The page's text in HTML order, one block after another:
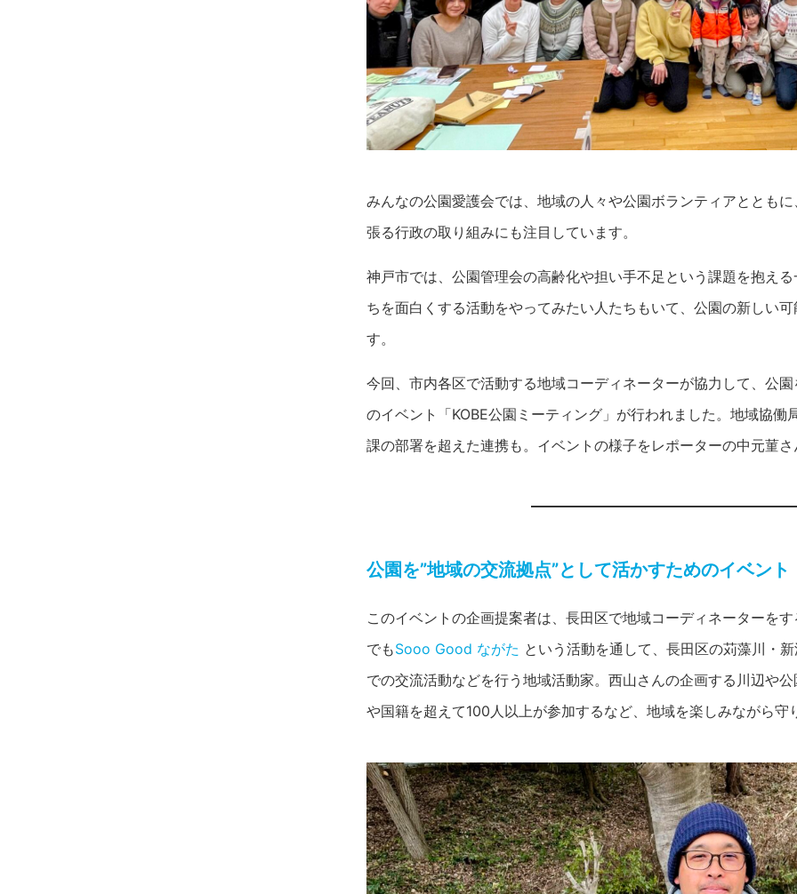
みんなの公園愛護会では、地域の人々や公園ボランティアととも
張る行政の取り組みにも注目しています。
神戸市では、公園管理会の高齢化や担い手不足という課題を抱え
ちを面白くする活動をやってみたい人たちもいて、公園の新しい
す。
今回、市内各区で活動する地域コーディネーターが協力して、公
のイベント「KOBE公園ミーティング」が行われました。地域協
課の部署を超えた連携も。イベントの様子をレポーターの中元菫
公園を”地域の交流拠点”として活かすためのイベント
このイベントの企画提案者は、長田区で地域コーディネーターを
でもSooo Good ながた という活動を通して、長田区の苅藻川・
での交流活動などを行う地域活動家。西山さんの企画する川辺や
や国籍を超えて100人以上が参加するなど、地域を楽しみながら守